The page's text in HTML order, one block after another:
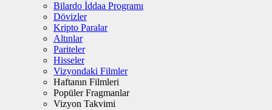
Bilardo İddaa Programı
Dövizler
Kripto Paralar
Altınlar
Pariteler
Hisseler
Vizyondaki Filmler
Haftanın Filmleri
Popüler Fragmanlar
Vizyon Takvimi